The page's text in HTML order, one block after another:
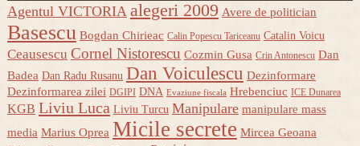
Agentul VICTORIA alegeri 2009 Avere de politician
Basescu Bogdan Chirieac Calin Popescu Tariceanu Catalin Voicu
Ceausescu Cornel Nistorescu Cozmin Gusa Crin Antonescu Dan
Badea Dan Radu Rusanu Dan Voiculescu Dezinformare
Dezinformarea zilei DGIPI DNA Evaziune fiscala Hrebenciuc ICE Dunarea
KGB Liviu Luca Liviu Turcu Manipulare manipulare mass
media Marius Oprea Micile secrete Mircea Geoana